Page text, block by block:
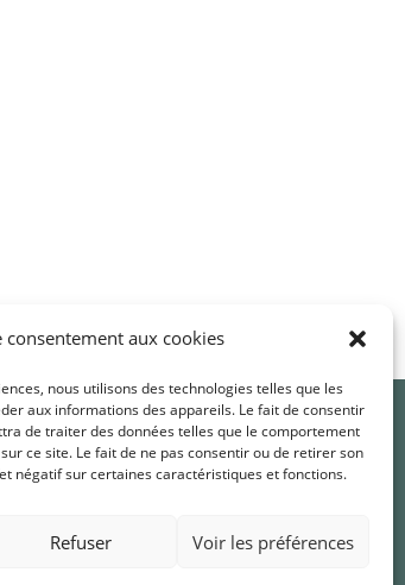
consentement aux cookies
nous utilisons des technologies telles que les
aux informations des appareils. Le fait de consentir
de traiter des données telles que le comportement
ce site. Le fait de ne pas consentir ou de retirer son
négatif sur certaines caractéristiques et fonctions.
Refuser Voir les préférences